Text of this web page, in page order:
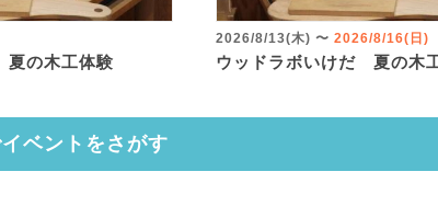
の木工体験
2026/8/13(木) 〜 2026/8/16(日)
ウッドラボいけだ 夏の木
ベントをさがす